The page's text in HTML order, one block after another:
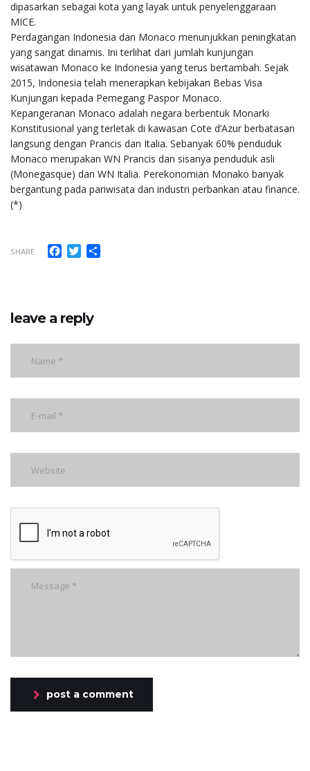
dipasarkan sebagai kota yang layak untuk penyelenggaraan
MICE.
Perdagangan Indonesia dan Monaco menunjukkan peningkatan
yang sangat dinamis. Ini terlihat dari jumlah kunjungan
wisatawan Monaco ke Indonesia yang terus bertambah. Sejak
2015, Indonesia telah menerapkan kebijakan Bebas Visa
Kunjungan kepada Pemegang Paspor Monaco.
Kepangeranan Monaco adalah negara berbentuk Monarki
Konstitusional yang terletak di kawasan Cote d’Azur berbatasan
langsung dengan Prancis dan Italia. Sebanyak 60% penduduk
Monaco merupakan WN Prancis dan sisanya penduduk asli
(Monegasque) dan WN Italia. Perekonomian Monako banyak
bergantung pada pariwisata dan industri perbankan atau finance.
(*)
SHARE Facebook
Twitter
leave a reply
post a comment